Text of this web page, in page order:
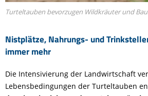
Nistplätze, Nahrungs- und
immer mehr
Turteltauben bevorzugen Wildkräuter und
Die Intensivierung der Landwirtschaft
Lebensbedingungen der Turteltauben